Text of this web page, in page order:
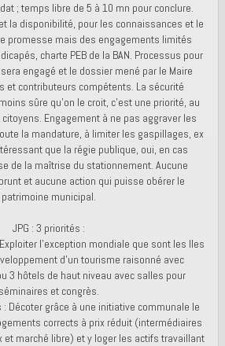
; temps libre de 5 à 10 mn pour conclure.
et la disponibilité, pour les connaissances et le
promesse mais des engagements limités
charte PEB de la BAN. Processus pour
engagé et le dossier mené par le Maire
et contributeurs compétents. La sécurité
sûre qu’on le croit, c’est une priorité, au
Engagement à ne pas aggraver les
la mandature, à limiter les gaspillages, ex
que la régie publique, oui, en cas
de la maîtrise du stationnement. Aucune
et aucune action qui puisse obérer le
patrimoine municipal.
JPG : 3 priorités :
l'exception mondiale que sont les Iles
d’un tourisme raisonné avec
3 hôtels de haut niveau avec salles pour
séminaires et congrès.
Décoter grâce à une initiative communale le
corrects à prix réduit (intermédiaires
et marché libre) et y loger les actifs travaillant